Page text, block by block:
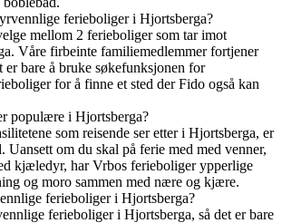
ferieboliger i Hjortsberga?
mellom 2 ferieboliger som tar imot
Våre firbeinte familiemedlemmer fortjener
er bare å bruke søkefunksjonen for
for å finne et sted der Fido også kan
populære i Hjortsberga?
som reisende ser etter i Hjortsberga, er
Uansett om du skal på ferie med med venner,
kjæledyr, har Vrbos ferieboliger ypperlige
og moro sammen med nære og kjære.
ferieboliger i Hjortsberga?
ferieboliger i Hjortsberga, så det er bare